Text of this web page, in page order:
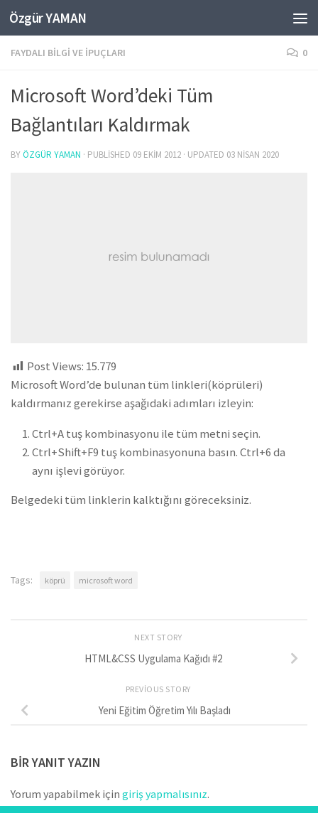
Skip to content
Özgür YAMAN
FAYDALI BILGI VE İPUÇLARI 0
Microsoft Word’deki Tüm
Bağlantıları Kaldırmak
BYÖZGÜR YAMAN · PUBLISHED 09 EKIM 2012 · UPDATED 03 NISAN 2020
Post Views: 15.779
Microsoft Word’de bulunan tüm linkleri(köprüleri)
kaldırmanız gerekirse aşağıdaki adımları izleyin:
Ctrl+A tuş kombinasyonu ile tüm metni seçin.
Ctrl+Shift+F9 tuş kombinasyonuna basın. Ctrl+6 da
aynı işlevi görüyor.
Belgedeki tüm linklerin kalktığını göreceksiniz.
Tags: köprü microsoft word
NEXT STORY
HTML&CSS Uygulama Kağıdı #2
PREVIOUS STORY
Yeni Eğitim Öğretim Yılı Başladı
BIR YANIT YAZIN
Yorum yapabilmek için giriş yapmalısınız.